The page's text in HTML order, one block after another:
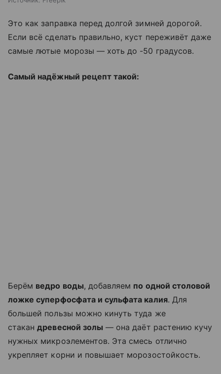
Это как заправка перед долгой зимней дорогой.
Если всё сделать правильно, куст переживёт даже
самые лютые морозы — хоть до -50 градусов.
Самый надёжный рецепт такой:
Берём ведро воды, добавляем по одной столовой
ложке суперфосфата и сульфата калия. Для
большей пользы можно кинуть туда же
стакандревесной золы — она даёт растению кучу
нужных микроэлементов. Эта смесь отлично
укрепляет корни и повышает морозостойкость.